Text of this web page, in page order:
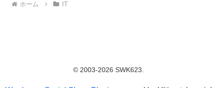
ホーム IT
© 2003-2026 SWK623.